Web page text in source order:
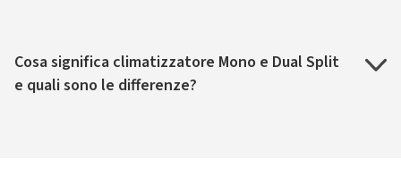
Cosa significa climatizzatore Mono e Dual Split
e quali sono le differenze?